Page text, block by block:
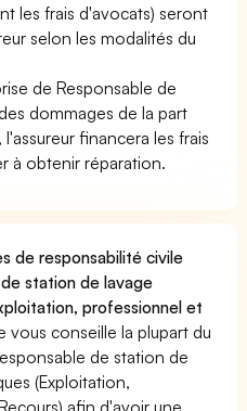
les frais d'avocats) seront
selon les modalités du
de Responsable de
dommages de la part
financera les frais
à obtenir réparation.
de responsabilité civile
station de lavage
professionnel et
vous conseille la plupart du
de station de
(Exploitation,
afin d'avoir une